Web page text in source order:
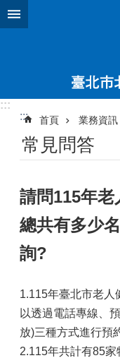
跳到主要內容區塊
:::
:::
首頁 業務資訊
常見問答
請問115年老
總共有多少
詢?
1.115年臺北市老人
以透過電話專線、
放)三種方式進行預
2.115年共計有85